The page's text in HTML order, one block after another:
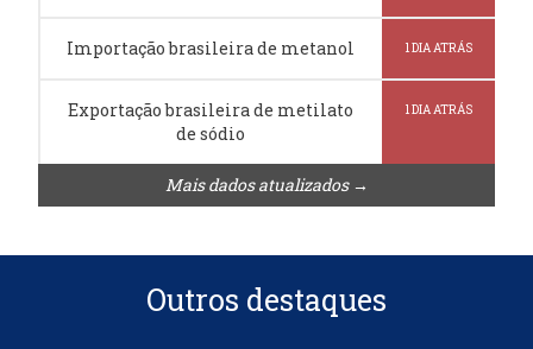
Importação brasileira de metanol 1 DIA ATRÁS
Exportação brasileira de metilato
de sódio
1 DIA ATRÁS
Mais dados atualizados →
Outros destaques